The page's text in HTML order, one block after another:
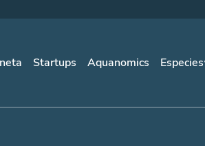
Startups Aquanomics Especies